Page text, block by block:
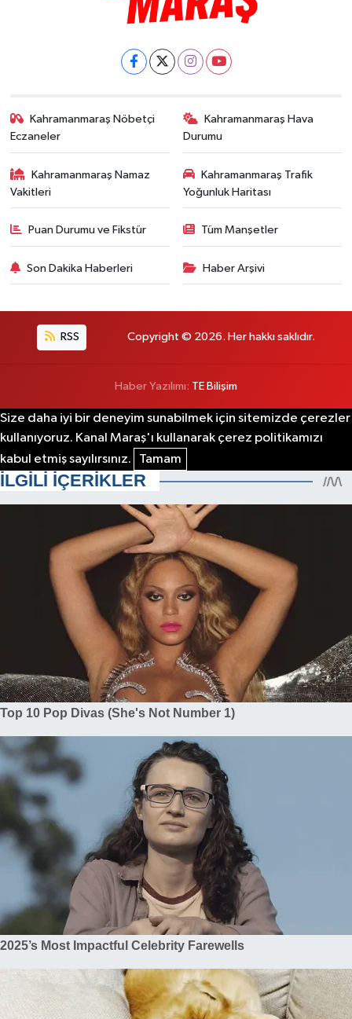
Kahramanmaraş Nöbetçi
Eczaneler
Kahramanmaraş Hava
Durumu
Kahramanmaraş Namaz
Vakitleri
Kahramanmaraş Trafik
Yoğunluk Haritası
Puan Durumu ve Fikstür Tüm Manşetler
Son Dakika Haberleri Haber Arşivi
RSS Copyright © 2026. Her hakkı saklıdır.
Haber Yazılımı: TE Bilişim
Size daha iyi bir deneyim sunabilmek için sitemizde çerezler
kullanıyoruz. Kanal Maraş'ı kullanarak çerez politikamızı
kabul etmiş sayılırsınız.
Tamam